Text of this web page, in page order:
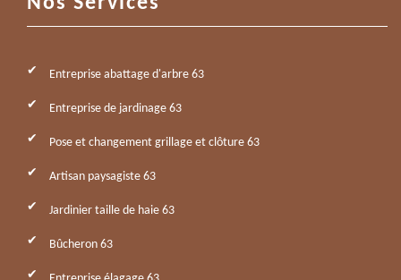
Entreprise abattage d'arbre 63
Entreprise de jardinage 63
Pose et changement grillage et clôture 63
Artisan paysagiste 63
Jardinier taille de haie 63
Bûcheron 63